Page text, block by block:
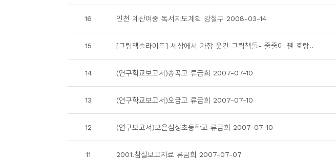
16 인천 계산여중 독서지도계획 강철구 2008-03-14
15 [그림책슬라이드] 세상에서 가장 웃긴 그림책들- 줄줄이 꿴 호랑..
14 (연구학교보고서)송곡고 류금희 2007-07-10
13 (연구학교보고서)오금고 류금희 2007-07-10
12 (연구보고서)보은삼상초등학교 류금희 2007-07-10
11 2001.참실보고자료 류금희 2007-07-07